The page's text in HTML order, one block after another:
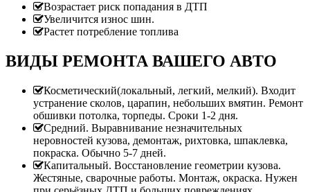
Возрастает риск попадания в ДТП
Увеличится износ шин.
Растет потребление топлива
ВИДЫ РЕМОНТА ВАШЕГО АВТО
Косметический(локальный, легкий, мелкий). Входит
устранение сколов, царапин, небольших вмятин. Ремонт
обшивки потолка, торпеды. Сроки 1-2 дня.
Средний. Выравнивание незначительных
неровностей кузова, демонтаж, рихтовка, шпаклевка,
покраска. Обычно 5-7 дней.
Капитальный. Восстановление геометрии кузова.
Жестяные, сварочные работы. Монтаж, окраска. Нужен